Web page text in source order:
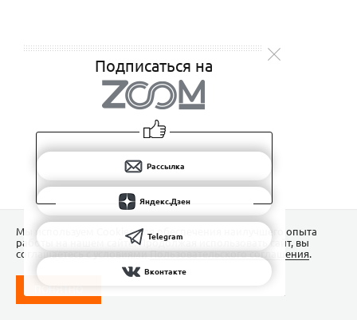
Подписаться на
Рассылка
Яндекс.Дзен
Telegram
Вконтакте
Мы используем Сookies для обеспечения наилучшего опыта
работы на нашем сайте. Продолжая использовать сайт, вы
соглашаетесь с условиямиПользовательского соглашения.
ПОНЯТНО